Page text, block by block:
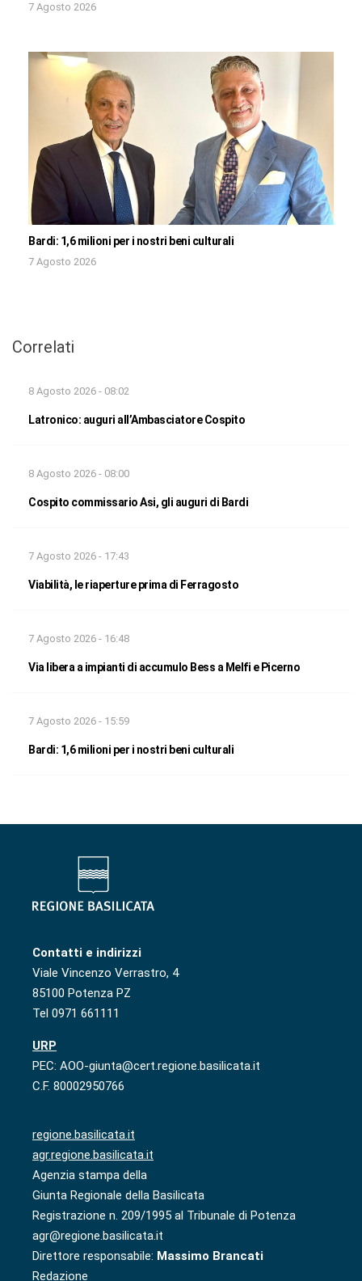
7 Agosto 2026
Bardi: 1,6 milioni per i nostri beni culturali
7 Agosto 2026
Correlati
8 Agosto 2026 - 08:02
Latronico: auguri all’Ambasciatore Cospito
8 Agosto 2026 - 08:00
Cospito commissario Asi, gli auguri di Bardi
7 Agosto 2026 - 17:43
Viabilità, le riaperture prima di Ferragosto
7 Agosto 2026 - 16:48
Via libera a impianti di accumulo Bess a Melfi e Picerno
7 Agosto 2026 - 15:59
Bardi: 1,6 milioni per i nostri beni culturali
Contatti e indirizzi
Viale Vincenzo Verrastro, 4
85100 Potenza PZ
Tel 0971 661111
URP
PEC: AOO-giunta@cert.regione.basilicata.it
C.F. 80002950766
regione.basilicata.it
agr.regione.basilicata.it
Agenzia stampa della
Giunta Regionale della Basilicata
Registrazione n. 209/1995 al Tribunale di Potenza
agr@regione.basilicata.it
Direttore responsabile: Massimo Brancati
Redazione